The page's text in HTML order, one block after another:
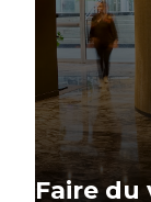
Faire du